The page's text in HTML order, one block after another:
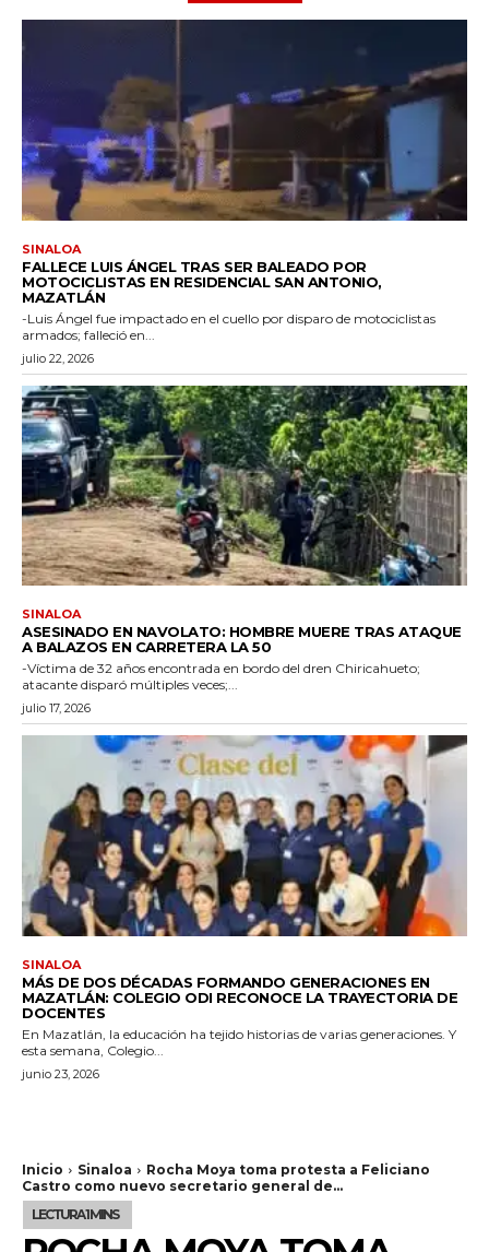
SINALOA
FALLECE LUIS ÁNGEL TRAS SER BALEADO POR
MOTOCICLISTAS EN RESIDENCIAL SAN ANTONIO,
MAZATLÁN
-Luis Ángel fue impactado en el cuello por disparo de motociclistas
armados; falleció en...
julio 22, 2026
SINALOA
ASESINADO EN NAVOLATO: HOMBRE MUERE TRAS ATAQUE
A BALAZOS EN CARRETERA LA 50
-Víctima de 32 años encontrada en bordo del dren Chiricahueto;
atacante disparó múltiples veces;...
julio 17, 2026
SINALOA
MÁS DE DOS DÉCADAS FORMANDO GENERACIONES EN
MAZATLÁN: COLEGIO ODI RECONOCE LA TRAYECTORIA DE
DOCENTES
En Mazatlán, la educación ha tejido historias de varias generaciones. Y
esta semana, Colegio...
junio 23, 2026